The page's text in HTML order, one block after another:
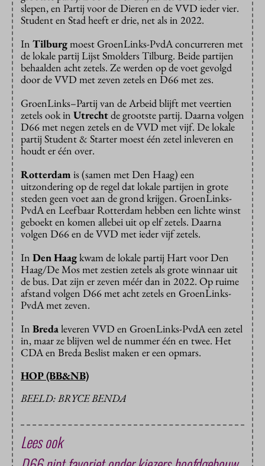
slepen, en Partij voor de Dieren en de VVD ieder vier.
Student en Stad heeft er drie, net als in 2022.
In Tilburgmoest GroenLinks-PvdA concurreren met
de lokale partij Lijst Smolders Tilburg. Beide partijen
behaalden acht zetels. Ze werden op de voet gevolgd
door de VVD met zeven zetels en D66 met zes.
GroenLinks–Partij van de Arbeid blijft met veertien
zetels ook in Utrechtde grootste partij. Daarna volgen
D66 met negen zetels en de VVD met vijf. De lokale
partij Student & Starter moest één zetel inleveren en
houdt er één over.
Rotterdam is (samen met Den Haag) een
uitzondering op de regel dat lokale partijen in grote
steden geen voet aan de grond krijgen. GroenLinks-
PvdA en Leefbaar Rotterdam hebben een lichte winst
geboekt en komen allebei uit op elf zetels. Daarna
volgen D66 en de VVD met ieder vijf zetels.
In Den Haagkwam de lokale partij Hart voor Den
Haag/De Mos met zestien zetels als grote winnaar uit
de bus. Dat zijn er zeven méér dan in 2022. Op ruime
afstand volgen D66 met acht zetels en GroenLinks-
PvdA met zeven.
In Bredaleveren VVD en GroenLinks-PvdA een zetel
in, maar ze blijven wel de nummer één en twee. Het
CDA en Breda Beslist maken er een opmars.
HOP (BB&NB)
BEELD: BRYCE BENDA
Lees ook